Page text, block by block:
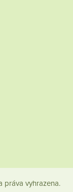
práva vyhrazena.